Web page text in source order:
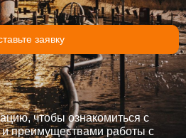
заявку
чтобы ознакомиться с
и преимуществами работы с